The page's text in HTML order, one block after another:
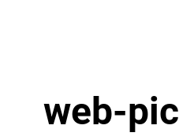
web-pic